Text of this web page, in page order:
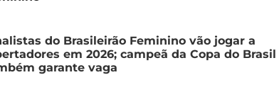
do Brasileirão Feminino vão jogar a
em 2026; campeã da Copa do Brasil
garante vaga